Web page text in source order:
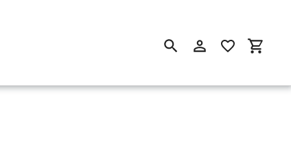
SuchenEinloggen